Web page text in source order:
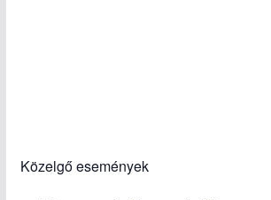
Közelgő események